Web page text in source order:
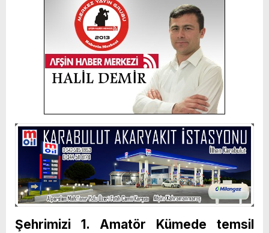
Şehrimizi 1. Amatör Kümede temsil